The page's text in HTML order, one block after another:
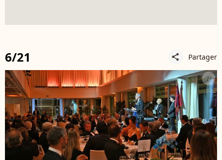
6/21 share Partager